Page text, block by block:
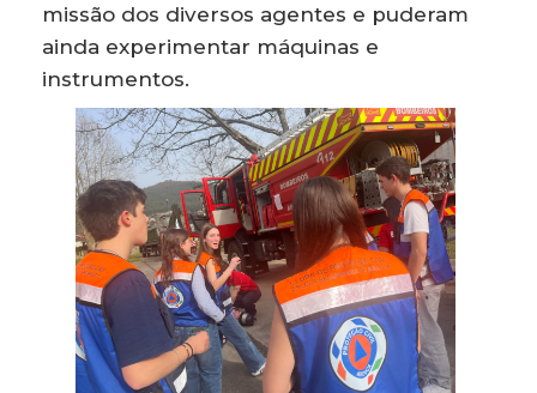
missão dos diversos agentes e puderam
ainda experimentar máquinas e
instrumentos.